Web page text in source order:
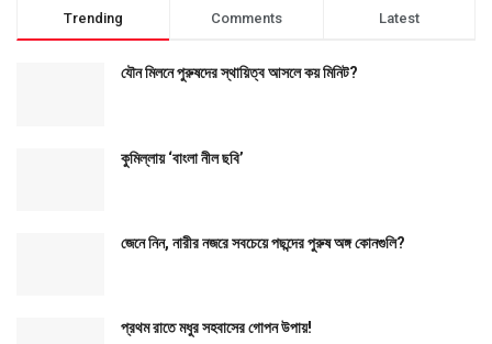
Trending Comments Latest
যৌন মিলনে পুরুষদের স্থায়িত্ব আসলে কয় মিনিট?
কুমিল্লায় ‘বাংলা নীল ছবি’
জেনে নিন, নারীর নজরে সবচেয়ে পছন্দের পুরুষ অঙ্গ কোনগুলি?
প্রথম রাতে মধুর সহবাসের গোপন উপায়!